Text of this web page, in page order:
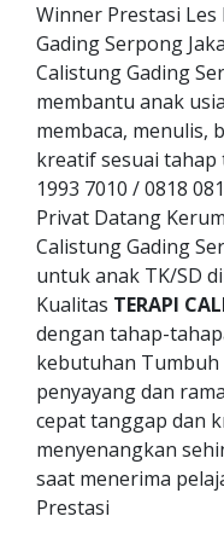
Winner Prestasi
Gading Serpong
Calistung Gading
membantu anak
membaca, menulis,
kreatif sesuai
1993 7010 / 0818
Privat Datang
Calistung Gading
untuk anak TK/SD
Kualitas TERAPI
dengan tahap-
kebutuhan Tumbuh
penyayang dan
cepat tanggap dan
menyenangkan
saat menerima
Prestasi